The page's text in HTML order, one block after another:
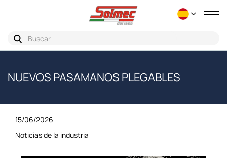
NUEVOS PASAMANOS PLEGABLES
15/06/2026
Noticias de la industria